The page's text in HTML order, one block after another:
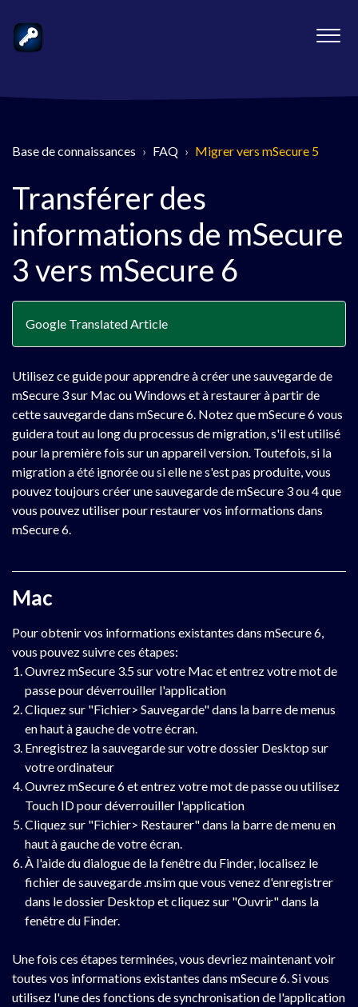
Base de connaissances FAQ Migrer vers mSecure 5
Transférer des
informations de mSecure
3 vers mSecure 6
Google Translated Article
Utilisez ce guide pour apprendre à créer une sauvegarde de
mSecure 3 sur Mac ou Windows et à restaurer à partir de
cette sauvegarde dans mSecure 6. Notez que mSecure 6 vous
guidera tout au long du processus de migration, s'il est utilisé
pour la première fois sur un appareil version. Toutefois, si la
migration a été ignorée ou si elle ne s'est pas produite, vous
pouvez toujours créer une sauvegarde de mSecure 3 ou 4 que
vous pouvez utiliser pour restaurer vos informations dans
mSecure 6.
Mac
Pour obtenir vos informations existantes dans mSecure 6,
vous pouvez suivre ces étapes:
Ouvrez mSecure 3.5 sur votre Mac et entrez votre mot de
passe pour déverrouiller l'application
Cliquez sur "Fichier> Sauvegarde" dans la barre de menus
en haut à gauche de votre écran.
Enregistrez la sauvegarde sur votre dossier Desktop sur
votre ordinateur
Ouvrez mSecure 6 et entrez votre mot de passe ou utilisez
Touch ID pour déverrouiller l'application
Cliquez sur "Fichier> Restaurer" dans la barre de menu en
haut à gauche de votre écran.
À l'aide du dialogue de la fenêtre du Finder, localisez le
fichier de sauvegarde .msim que vous venez d'enregistrer
dans le dossier Desktop et cliquez sur "Ouvrir" dans la
fenêtre du Finder.
Une fois ces étapes terminées, vous devriez maintenant voir
toutes vos informations existantes dans mSecure 6. Si vous
utilisez l'une des fonctions de synchronisation de l'application